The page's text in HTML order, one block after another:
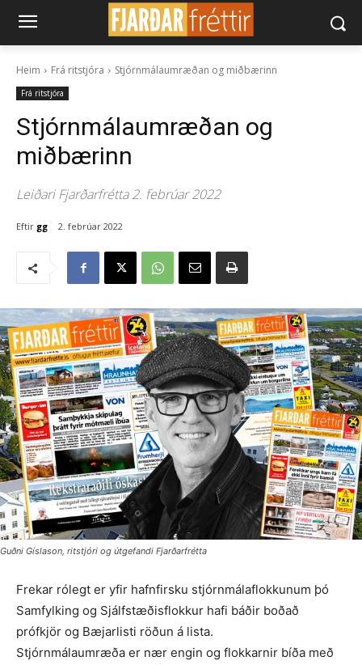
Heim Frá ritstjóra Stjórnmálaumræðan og miðbærinn
Frá ritstjóra
Stjórnmálaumræðan og
miðbærinn
Leiðari Fjarðarfrétta 2. febrúar 2022
Eftir gg 2. febrúar 2022
Guðni Gíslason, ritstjóri og útgefandi Fjarðarfrétta
Frekar rólegt er yfir hafnfirsku stjórnmálaflokkunum þó
Sam­fylking og Sjálfstæðis­flokk­ur hafi báðir boðað
prófkjör og Bæjarlisti röðun á lista.
Stjórnmálaumræða er nær engin og flokkarnir bíða með